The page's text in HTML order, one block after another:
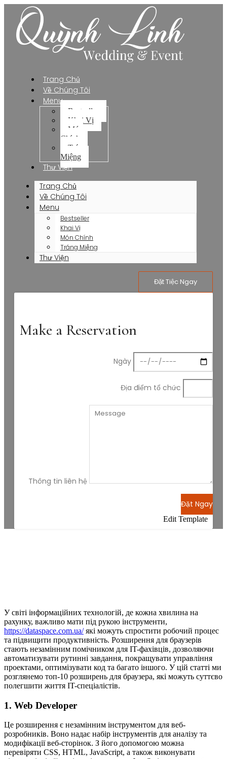
Trang Chủ
Về Chúng Tôi
Menu
Bestseller
Khai Vị
Món
Chính
Tráng
Miệng
Thư Viện
Trang Chủ
Về Chúng Tôi
Menu
Bestseller
Khai Vị
Món Chính
Tráng Miệng
Thư Viện
Đặt Tiệc Ngay
Make a Reservation
Ngày
Địa điểm tổ chức
Thông tin liên hệ
Đặt Ngay
Edit Template
У світі інформаційних технологій, де кожна хвилина на
рахунку, важливо мати під рукою інструменти,
https://dataspace.com.ua/які можуть спростити робочий процес
та підвищити продуктивність. Розширення для браузерів
стають незамінним помічником для IT-фахівців, дозволяючи
автоматизувати рутинні завдання, покращувати управління
проектами, оптимізувати код та багато іншого. У цій статті ми
розглянемо топ-10 розширень для браузера, які можуть суттєво
полегшити життя IT-спеціалістів.
1. Web Developer
Це розширення є незамінним інструментом для веб-
розробників. Воно надає набір інструментів для аналізу та
модифікації веб-сторінок. З його допомогою можна
перевіряти CSS, HTML, JavaScript, а також виконувати